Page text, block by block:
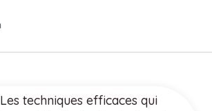
Les techniques efficaces qui